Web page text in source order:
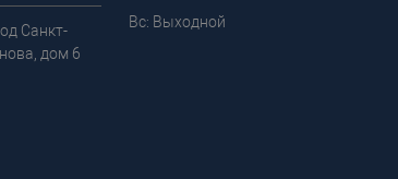
Санкт-
дом 6
Вс: Выходной